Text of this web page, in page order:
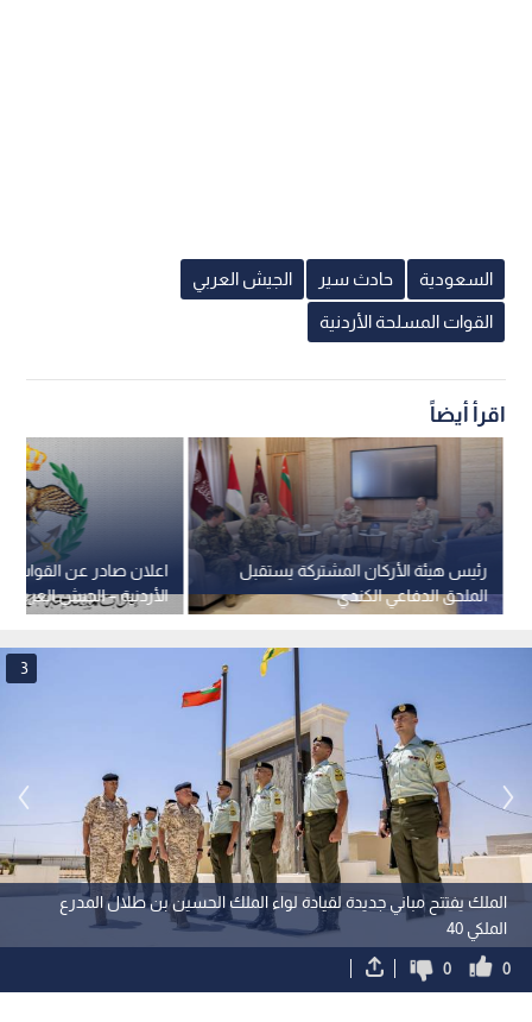
السعودية حادث سير الجيش العربي
القوات المسلحة الأردنية
اقرأ أيضاً
اعلان صادر عن القوات
الأردنية – الجيش العربي
رئيس هيئة الأركان المشتركة يستقبل
الملحق الدفاعي الكندي
الملك يفتتح مباني جديدة لقيادة لواء الملك الحسين بن طلال المدرع
الملكي 40
3
0
0